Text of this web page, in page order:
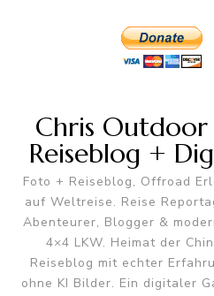
Chris
Reiseblog +
Foto + Reiseblog, Offroad
auf Weltreise. Reise
Abenteurer, Blogger &
4×4 LKW. Heimat der
Reiseblog mit echter
ohne KI Bilder. Ein digitaler